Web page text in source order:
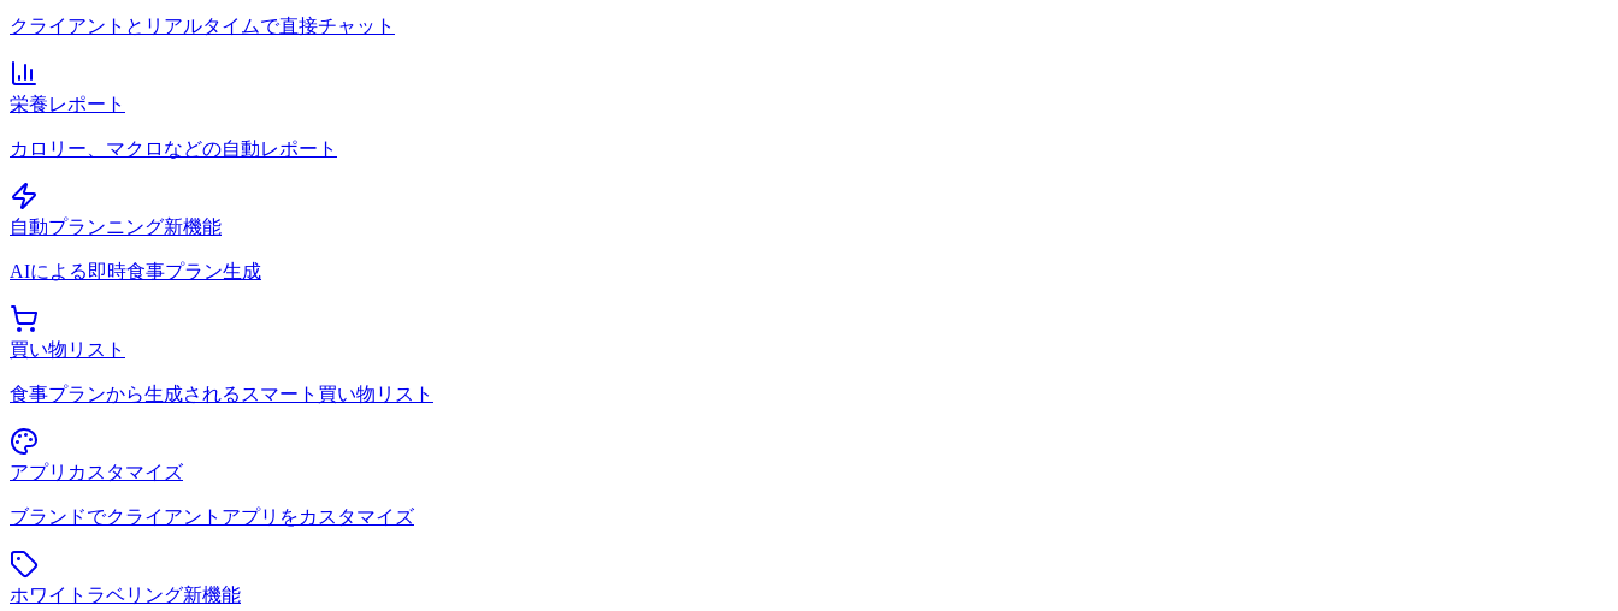
クライアントとリアルタイムで直接チャット
栄養レポート
カロリー、マクロなどの自動レポート
自動プランニング新機能
AIによる即時食事プラン生成
買い物リスト
食事プランから生成されるスマート買い物リスト
アプリカスタマイズ
ブランドでクライアントアプリをカスタマイズ
ホワイトラベリング新機能